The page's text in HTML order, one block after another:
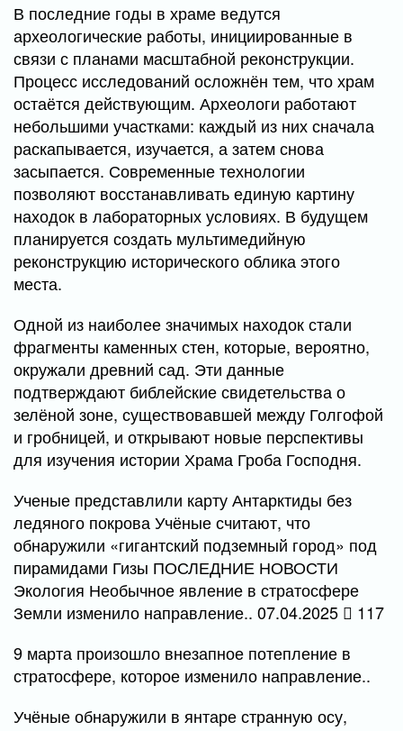
В последние годы в храме ведутся
археологические работы, инициированные в
связи с планами масштабной реконструкции.
Процесс исследований осложнён тем, что храм
остаётся действующим. Археологи работают
небольшими участками: каждый из них сначала
раскапывается, изучается, а затем снова
засыпается. Современные технологии
позволяют восстанавливать единую картину
находок в лабораторных условиях. В будущем
планируется создать мультимедийную
реконструкцию исторического облика этого
места.
Одной из наиболее значимых находок стали
фрагменты каменных стен, которые, вероятно,
окружали древний сад. Эти данные
подтверждают библейские свидетельства о
зелёной зоне, существовавшей между Голгофой
и гробницей, и открывают новые перспективы
для изучения истории Храма Гроба Господня.
Ученые представлили карту Антарктиды без
ледяного покрова Учёные считают, что
обнаружили «гигантский подземный город» под
пирамидами Гизы ПОСЛЕДНИЕ НОВОСТИ
Экология Необычное явление в стратосфере
Земли изменило направление.. 07.04.2025
117
9 марта произошло внезапное потепление в
стратосфере, которое изменило направление..
Учёные обнаружили в янтаре странную осу,